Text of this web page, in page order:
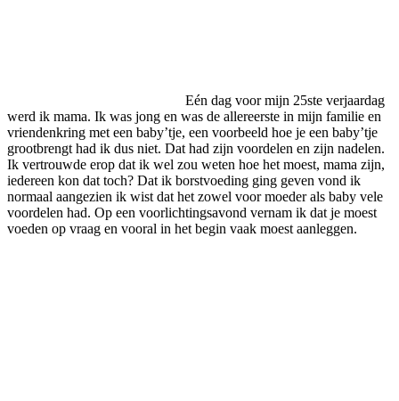
Eén dag voor mijn 25ste verjaardag
werd ik mama. Ik was jong en was de allereerste in mijn familie en
vriendenkring met een baby’tje, een voorbeeld hoe je een baby’tje
grootbrengt had ik dus niet. Dat had zijn voordelen en zijn nadelen.
Ik vertrouwde erop dat ik wel zou weten hoe het moest, mama zijn,
iedereen kon dat toch? Dat ik borstvoeding ging geven vond ik
normaal aangezien ik wist dat het zowel voor moeder als baby vele
voordelen had. Op een voorlichtingsavond vernam ik dat je moest
voeden op vraag en vooral in het begin vaak moest aanleggen.